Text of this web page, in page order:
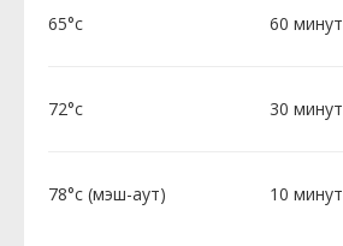
65°c 60 минут
72°c 30 минут
78°c (мэш-аут) 10 минут